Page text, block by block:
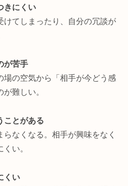
きにくい
けてしまったり、自分の冗談が
が苦手
場の空気から「相手が今どう感
難しい。
ことがある
なくなる。相手が興味をなく
い。
くい